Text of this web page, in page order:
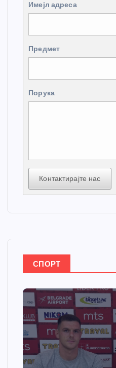
Имејл адреса
Предмет
Порука
Контактирајте нас
СПОРТ